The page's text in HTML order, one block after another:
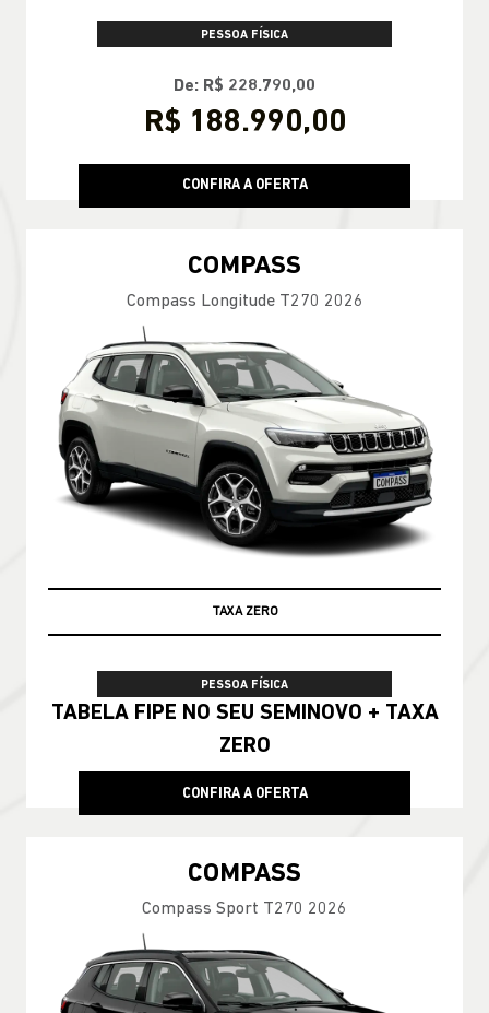
PESSOA FÍSICA
De: R$ 228.790,00
R$ 188.990,00
CONFIRA A OFERTA
COMPASS
Compass Longitude T270 2026
TAXA ZERO
PESSOA FÍSICA
TABELA FIPE NO SEU SEMINOVO + TAXA
ZERO
CONFIRA A OFERTA
COMPASS
Compass Sport T270 2026